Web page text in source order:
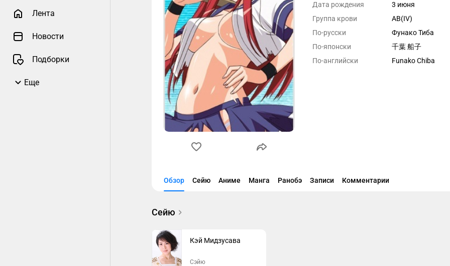
Лента
Новости
Подборки
Еще
Дата рождения
3 июня
Группа крови
AB(IV)
По-русски
Фунако Тиба
По-японски
千葉 船子
По-английски
Funako Chiba
Обзор Сейю Аниме Манга Ранобэ Записи Комментарии
Сейю
Кэй Мидзусава
Сэйю